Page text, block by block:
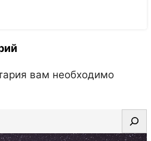
вам необходимо